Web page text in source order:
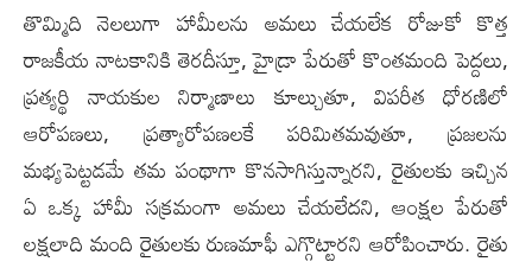
తొమ్మిది నెలలుగా హామీలను అమలు చేయలేక రోజుకో కొత్త
రాజకీయ నాటకానికి తెరదీస్తూ, హైడ్రా పేరుతో కొంతమంది పెద్దలు,
ప్రత్యర్థి నాయకుల నిర్మాణాలు కూల్చుతూ, విపరీత ధోరణిలో
ఆరోపణలు, ప్రత్యారోపణలకే పరిమితమవుతూ, ప్రజలను
మభ్యపెట్టడమే తమ‌ పంథాగా కొనసాగిస్తున్నార‌ని, రైతులకు ఇచ్చిన
ఏ ఒక్క హామీ సక్రమంగా అమలు చేయలేద‌ని, ఆంక్షల పేరుతో
లక్షలాది మంది రైతులకు రుణమాఫీ ఎగ్గొట్టార‌ని ఆరోపించారు. రైతు